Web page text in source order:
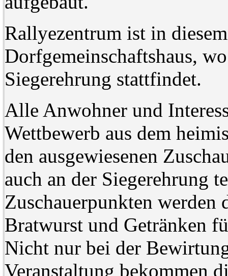
Rallyezentrum ist in
Dorfgemeinschaftshaus,
Siegerehrung stattfindet.
Alle Anwohner und
Wettbewerb aus dem
den ausgewiesenen
auch an der Siegerehrung
Zuschauerpunkten
Bratwurst und Getränken
Nicht nur bei der
Veranstaltung bekommen